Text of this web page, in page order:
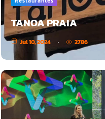
TANOA PRAIA
Jul 10, 2024 2786